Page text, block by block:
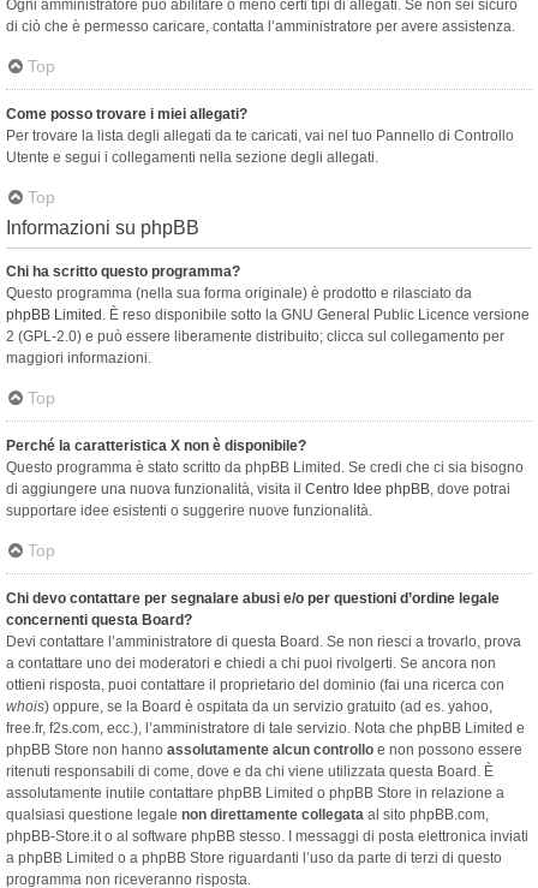
Ogni amministratore può abilitare o meno certi tipi di allegati. Se non sei sicuro
di ciò che è permesso caricare, contatta l’amministratore per avere assistenza.
Top
Come posso trovare i miei allegati?
Per trovare la lista degli allegati da te caricati, vai nel tuo Pannello di Controllo
Utente e segui i collegamenti nella sezione degli allegati.
Top
Informazioni su phpBB
Chi ha scritto questo programma?
Questo programma (nella sua forma originale) è prodotto e rilasciato da
phpBB Limited . È reso disponibile sotto la GNU General Public Licence versione
2 (GPL-2.0) e può essere liberamente distribuito; clicca sul collegamento per
maggiori informazioni.
Top
Perché la caratteristica X non è disponibile?
Questo programma è stato scritto da phpBB Limited. Se credi che ci sia bisogno
di aggiungere una nuova funzionalità, visita il Centro Idee phpBB, dove potrai
supportare idee esistenti o suggerire nuove funzionalità.
Top
Chi devo contattare per segnalare abusi e/o per questioni d’ordine legale
concernenti questa Board?
Devi contattare l’amministratore di questa Board. Se non riesci a trovarlo, prova
a contattare uno dei moderatori e chiedi a chi puoi rivolgerti. Se ancora non
ottieni risposta, puoi contattare il proprietario del dominio (fai una ricerca con
whois) oppure, se la Board è ospitata da un servizio gratuito (ad es. yahoo,
free.fr, f2s.com, ecc.), l’amministratore di tale servizio. Nota che phpBB Limited e
phpBB Store non hanno assolutamente alcun controllo e non possono essere
ritenuti responsabili di come, dove e da chi viene utilizzata questa Board. È
assolutamente inutile contattare phpBB Limited o phpBB Store in relazione a
qualsiasi questione legale non direttamente collegata al sito phpBB.com,
phpBB-Store.it o al software phpBB stesso. I messaggi di posta elettronica inviati
a phpBB Limited o a phpBB Store riguardanti l’uso da parte di terzi di questo
programma non riceveranno risposta.